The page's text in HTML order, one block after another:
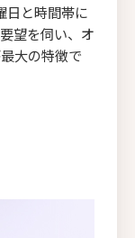
日と時間帯に
望を伺い、オ
大の特徴で